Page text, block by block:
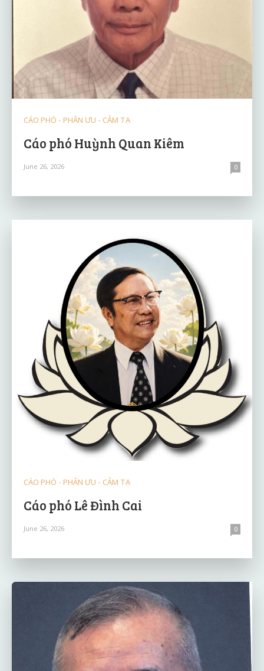
CÁO PHÓ - PHÂN ƯU - CẢM TẠ
Cáo phó Huỳnh Quan Kiêm
June 26, 2026 0
CÁO PHÓ - PHÂN ƯU - CẢM TẠ
Cáo phó Lê Đình Cai
June 26, 2026 0